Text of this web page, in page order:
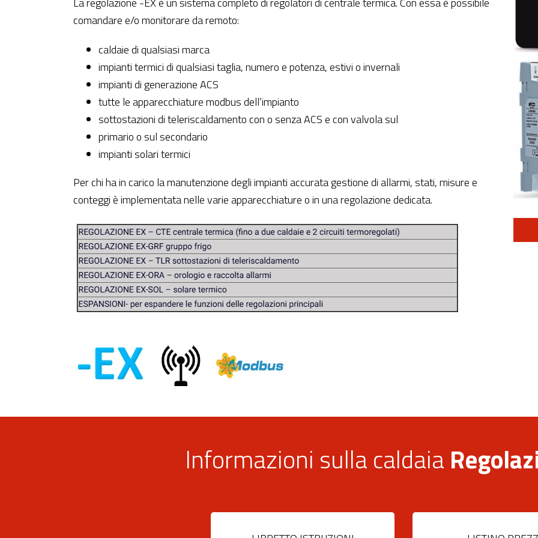
comandare e/o monitorare da remoto:
caldaie di qualsiasi marca
impianti termici di qualsiasi taglia, numero e potenza, estivi o invernali
impianti di generazione ACS
tutte le apparecchiature modbus dell’impianto
sottostazioni di teleriscaldamento con o senza ACS e con valvola sul
primario o sul secondario
impianti solari termici
Per chi ha in carico la manutenzione degli impianti accurata gestione di allarmi, stati, misure e
conteggi è implementata nelle varie apparecchiature o in una regolazione dedicata.
Informazioni sulla caldaia